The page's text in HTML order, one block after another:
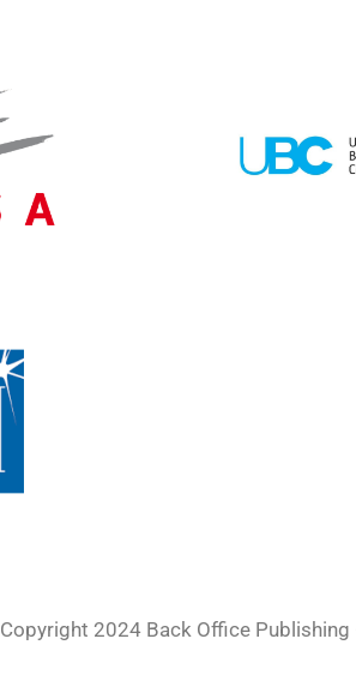
Copyright 2024 Back Office